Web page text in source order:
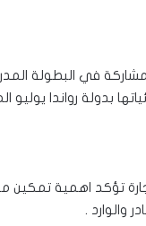
في البطولة
بدولة رواندا يوليو
تؤكد اهمية تمكين
والوارد .